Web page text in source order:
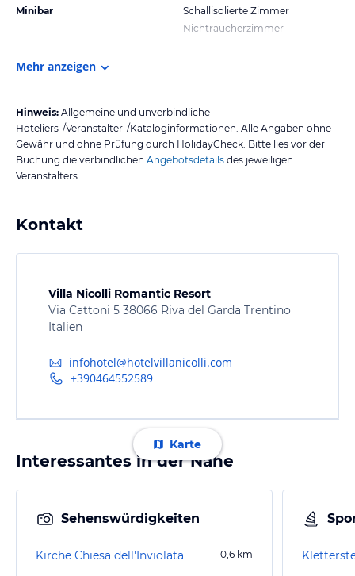
Minibar
Schallisolierte Zimmer
Nichtraucherzimmer
Mehr anzeigen
Hinweis: Allgemeine und unverbindliche
Hoteliers-/Veranstalter-/Kataloginformationen. Alle Angaben ohne
Gewähr und ohne Prüfung durch HolidayCheck. Bitte lies vor der
Buchung die verbindlichen Angebotsdetails des jeweiligen
Veranstalters.
Kontakt
Villa Nicolli Romantic Resort
Via Cattoni 5 38066 Riva del Garda Trentino
Italien
infohotel@hotelvillanicolli.com
+390464552589
Karte
Interessantes in der Nähe
Sehenswürdigkeiten
Kirche Chiesa dell'Inviolata 0,6 km